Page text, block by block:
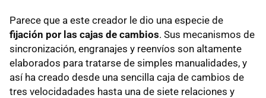
Parece que a este creador le dio una especie de
fijación por las cajas de cambios. Sus mecanismos de
sincronización, engranajes y reenvíos son altamente
elaborados para tratarse de simples manualidades, y
así ha creado desde una sencilla caja de cambios de
tres velocidadades hasta una de siete relaciones y